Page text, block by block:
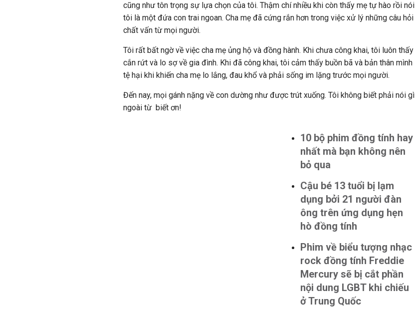
cũng như tôn trọng sự lựa chọn của tôi. Thậm chí nhiều khi còn thấy mẹ tự hào rồi nói
tôi là một đứa con trai ngoan. Cha mẹ đã cứng rắn hơn trong việc xử lý những câu hỏi
chất vấn từ mọi người.
Tôi rất bất ngờ về việc cha mẹ ủng hộ và đồng hành. Khi chưa công khai, tôi luôn thấy
cắn rứt và lo sợ về gia đình. Khi đã công khai, tôi cảm thấy buồn bã và bản thân mình
tệ hại khi khiến cha mẹ lo lắng, đau khổ và phải sống im lặng trước mọi người.
Đến nay, mọi gánh nặng về con dường như được trút xuống. Tôi không biết phải nói gì
ngoài từ biết ơn!
10 bộ phim đồng tính hay
nhất mà bạn không nên
bỏ qua
Cậu bé 13 tuổi bị lạm
dụng bởi 21 người đàn
ông trên ứng dụng hẹn
hò đồng tính
Phim về biểu tượng nhạc
rock đồng tính Freddie
Mercury sẽ bị cắt phần
nội dung LGBT khi chiếu
ở Trung Quốc